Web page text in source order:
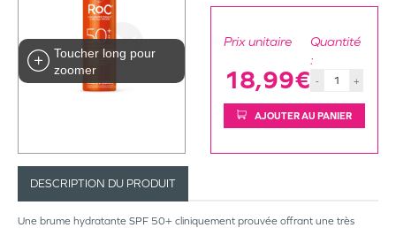
Toucher long pour
zoomer
Prix unitaire
18,99€
Quantité
:
- +
AJOUTER AU PANIER
DESCRIPTION DU PRODUIT
Une brume hydratante SPF 50+ cliniquement prouvée offrant une très